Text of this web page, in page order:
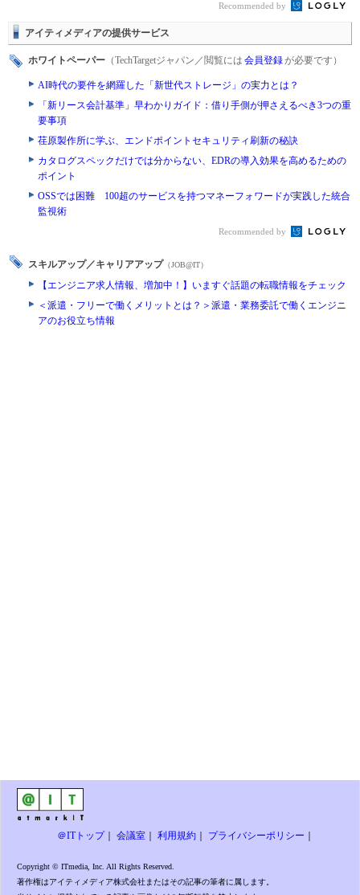
Recommended by
アイティメディアの提供サービス
ホワイトペーパー （TechTargetジャパン／閲覧には 会員登録が必要です）
AI時代の要件を網羅した「新世代ストレージ」の実力とは？
「新リース会計基準」早わかりガイド：借り手側が押さえるべき3つの重
要事項
荏原製作所に学ぶ、エンドポイントセキュリティ刷新の秘訣
カタログスペックだけでは分からない、EDRの導入効果を高めるための
ポイント
OSSでは困難 100超のサービスを持つマネーフォワードが実践した統合
監視術
Recommended by
スキルアップ／キャリアアップ （JOB@IT）
【エンジニア求人情報、増加中！】いますぐ話題の転職情報をチェック
＜派遣・フリーで働くメリットとは？＞派遣・業務委託で働くエンジニ
アのお役立ち情報
＠ITトップ｜ 会議室 利用規約 プライバシーポリシー
Copyright © ITmedia, Inc. All Rights Reserved.
著作権はアイティメディア株式会社またはその記事の筆者に属します。